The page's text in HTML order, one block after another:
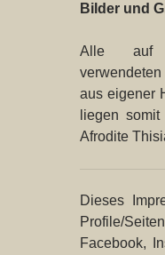
Bilder und
Alle auf
aus eigener
liegen
Afrodite
Dieses
Profile/
Facebook,